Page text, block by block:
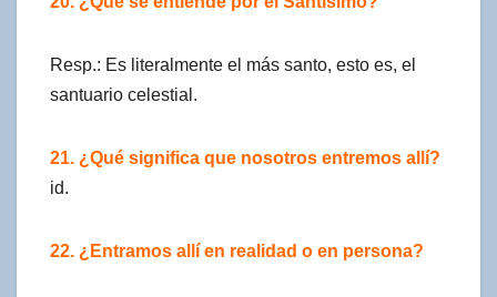
Resp.: Es literalmente el más santo, esto es, el
santuario celestial.
21. ¿Qué significa que nosotros entremos allí?
id.
22. ¿Entramos allí en realidad o en persona?